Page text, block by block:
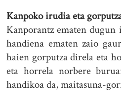
Kanpoko irudia eta
Kanporantz ematen
handiena ematen zaio
haien gorputza direla eta
eta horrela norbere
handikoa da, maitasuna-